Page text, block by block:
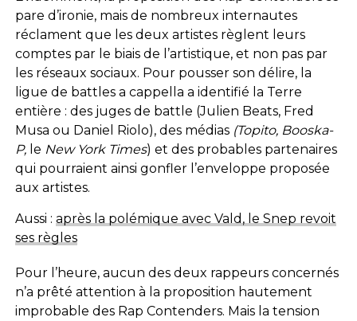
pare d’ironie, mais de nombreux internautes
réclament que les deux artistes règlent leurs
comptes par le biais de l’artistique, et non pas par
les réseaux sociaux. Pour pousser son délire, la
ligue de battles a cappella a identifié la Terre
entière : des juges de battle (Julien Beats, Fred
Musa ou Daniel Riolo), des médias (Topito, Booska-
P,le New York Times) et des probables partenaires
qui pourraient ainsi gonfler l’enveloppe proposée
aux artistes.
Aussi : après la polémique avec Vald, le Snep revoit
ses règles
Pour l’heure, aucun des deux rappeurs concernés
n’a prêté attention à la proposition hautement
improbable des Rap Contenders. Mais la tension